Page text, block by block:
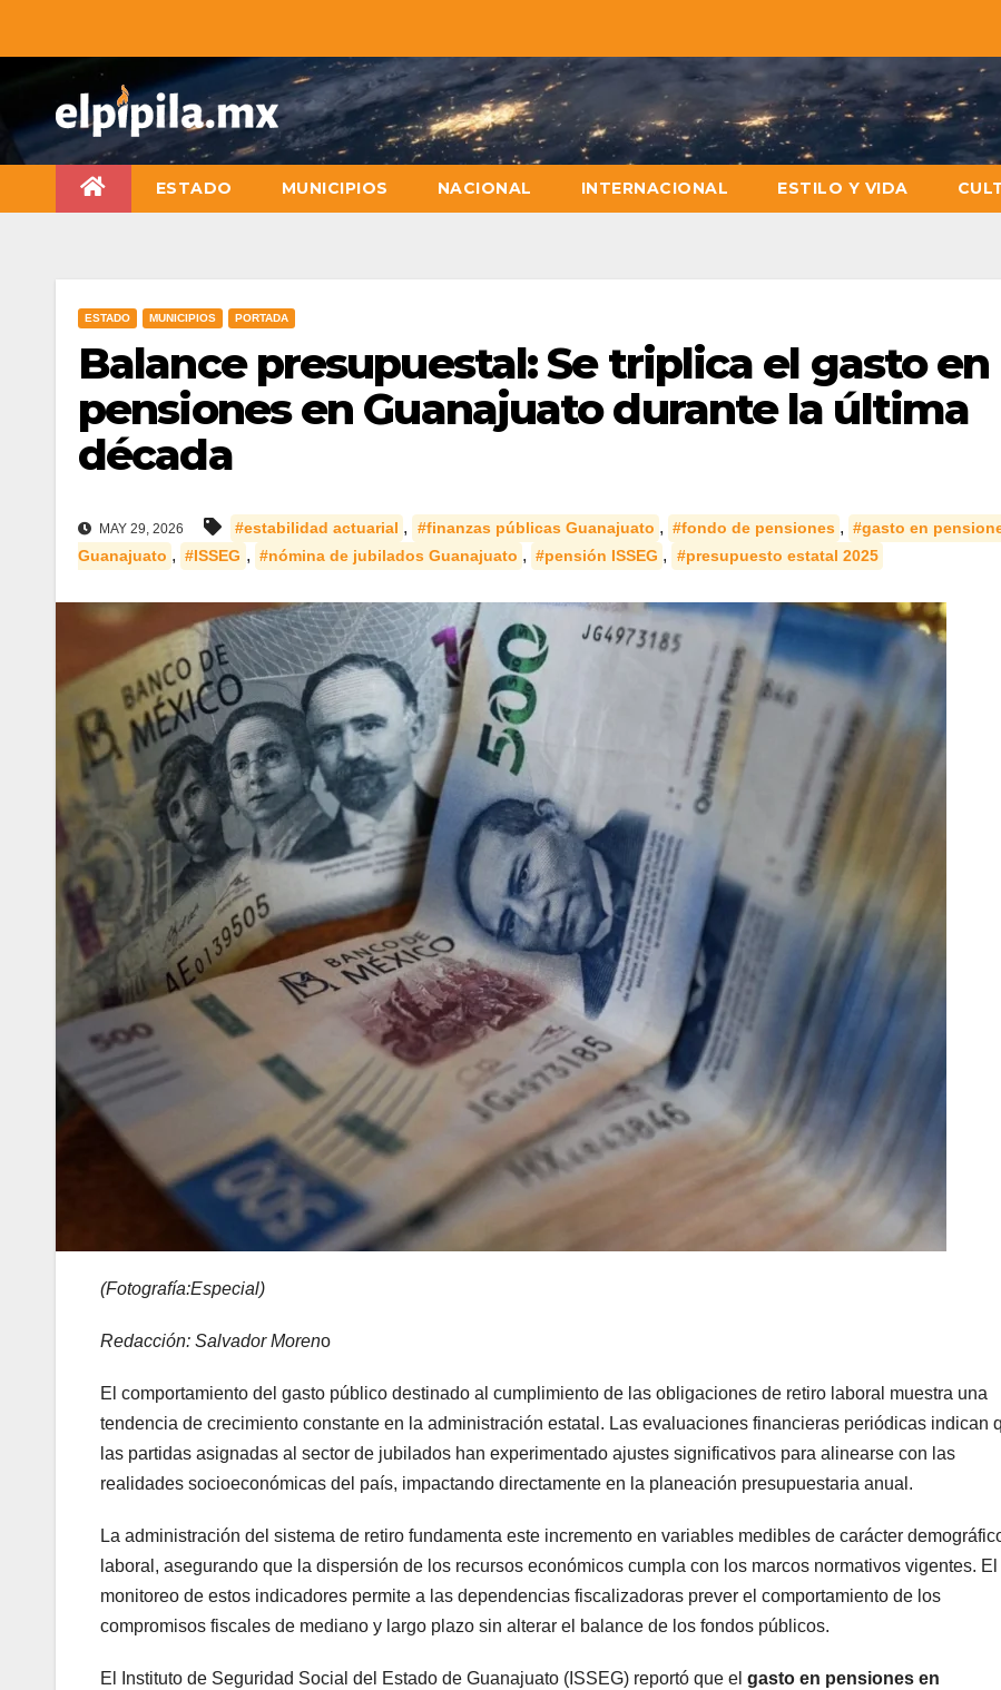
ESTADO MUNICIPIOS NACIONAL INTERNACIONAL ESTILO Y VIDA
ESTADO MUNICIPIOS PORTADA
Balance presupuestal: Se triplica el gasto en
pensiones en Guanajuato durante la última
década
MAY 29, 2026 #estabilidad actuarial , #finanzas públicas Guanajuato , #fondo de pensiones , #gasto en
Guanajuato , #ISSEG , #nómina de jubilados Guanajuato , #pensión ISSEG , #presupuesto estatal 2025
(Fotografía:Especial)
Redacción: Salvador Moreno
El comportamiento del gasto público destinado al cumplimiento de las obligaciones de retiro laboral muestra una
tendencia de crecimiento constante en la administración estatal. Las evaluaciones financieras periódicas indican
las partidas asignadas al sector de jubilados han experimentado ajustes significativos para alinearse con las
realidades socioeconómicas del país, impactando directamente en la planeación presupuestaria anual.
La administración del sistema de retiro fundamenta este incremento en variables medibles de carácter
laboral, asegurando que la dispersión de los recursos económicos cumpla con los marcos normativos vigentes. El
monitoreo de estos indicadores permite a las dependencias fiscalizadoras prever el comportamiento de los
compromisos fiscales de mediano y largo plazo sin alterar el balance de los fondos públicos.
El Instituto de Seguridad Social del Estado de Guanajuato (ISSEG) reportó que el gasto en pensiones en